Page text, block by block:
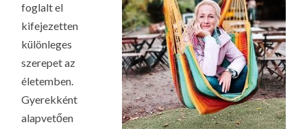
foglalt el
kifejezetten
különleges
szerepet az
életemben.
Gyerekként
alapvetően